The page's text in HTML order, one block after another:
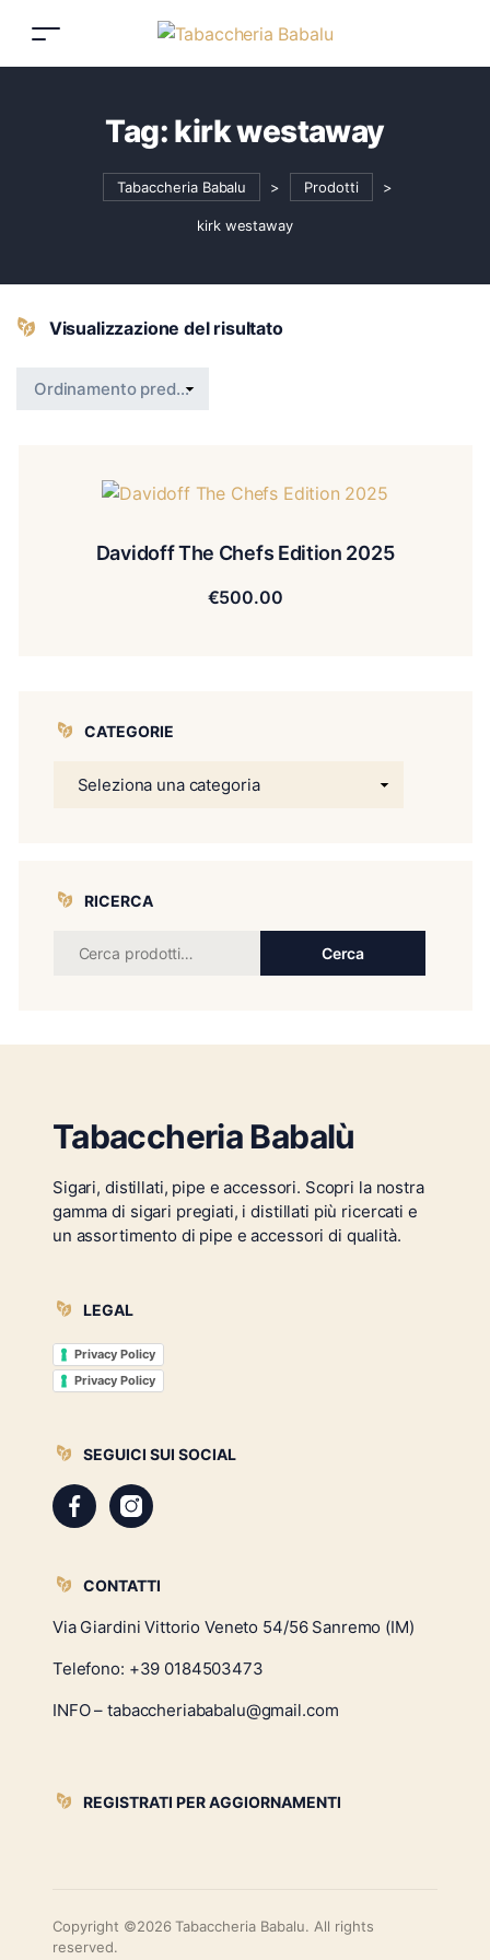
Tag: kirk westaway
Tabaccheria Babalu > Prodotti >
kirk westaway
Visualizzazione del risultato
Davidoff The Chefs Edition 2025
€500.00
CATEGORIE
RICERCA
Cerca
Tabaccheria Babalù
Sigari, distillati, pipe e accessori. Scopri la nostra
gamma di sigari pregiati, i distillati più ricercati e
un assortimento di pipe e accessori di qualità.
LEGAL
Privacy Policy
Privacy Policy
SEGUICI SUI SOCIAL
CONTATTI
Via Giardini Vittorio Veneto 54/56 Sanremo (IM)
Telefono: +39 0184503473
INFO – tabaccheriababalu@gmail.com
REGISTRATI PER AGGIORNAMENTI
Copyright ©2026 Tabaccheria Babalu. All rights
reserved.